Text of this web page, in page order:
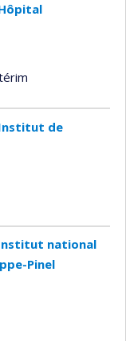
de
national
Pinel